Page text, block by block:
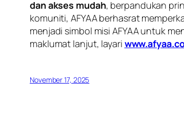
dan akses mudah, berpandukan
komuniti, AFYAA berhasrat
menjadi simbol misi AFYAA untuk
maklumat lanjut, layari
November 17, 2025